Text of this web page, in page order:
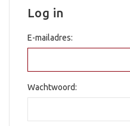
Log in
E-mailadres:
Wachtwoord: